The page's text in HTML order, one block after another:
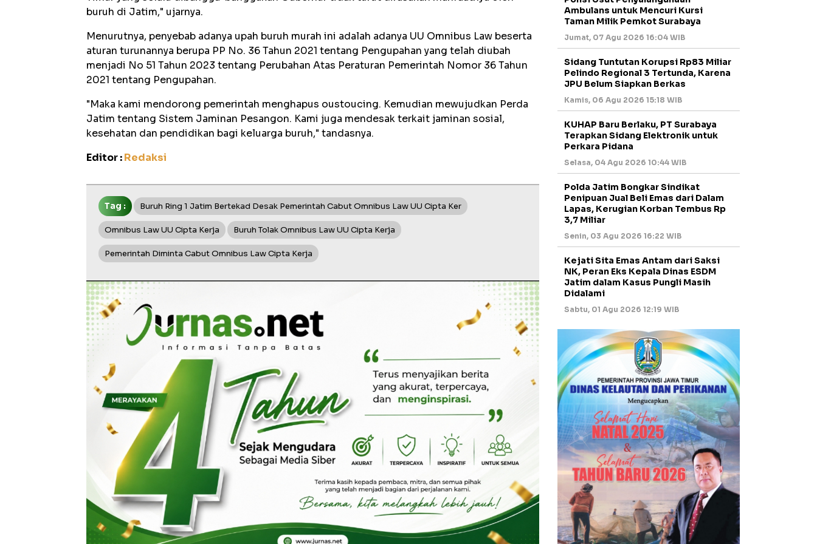
buruh di Jatim," ujarnya.
Menurutnya, penyebab adanya upah buruh murah ini adalah adanya UU Omnibus Law beserta
aturan turunannya berupa PP No. 36 Tahun 2021 tentang Pengupahan yang telah diubah
menjadi No 51 Tahun 2023 tentang Perubahan Atas Peraturan Pemerintah Nomor 36 Tahun
2021 tentang Pengupahan.
"Maka kami mendorong pemerintah menghapus oustoucing. Kemudian mewujudkan Perda
Jatim tentang Sistem Jaminan Pesangon. Kami juga mendesak terkait jaminan sosial,
kesehatan dan pendidikan bagi keluarga buruh," tandasnya.
Editor :Redaksi
Tag : Buruh Ring 1 Jatim Bertekad Desak Pemerintah Cabut Omnibus Law UU Cipta Ker
Omnibus Law UU Cipta Kerja Buruh Tolak Omnibus Law UU Cipta Kerja
Pemerintah Diminta Cabut Omnibus Law Cipta Kerja
Ambulans untuk Mencuri Kursi
Taman Milik Pemkot Surabaya
Jumat, 07 Agu 2026 16:04 WIB
Sidang Tuntutan Korupsi Rp83 Miliar
Pelindo Regional 3 Tertunda, Karena
JPU Belum Siapkan Berkas
Kamis, 06 Agu 2026 15:18 WIB
KUHAP Baru Berlaku, PT Surabaya
Terapkan Sidang Elektronik untuk
Perkara Pidana
Selasa, 04 Agu 2026 10:44 WIB
Polda Jatim Bongkar Sindikat
Penipuan Jual Beli Emas dari Dalam
Lapas, Kerugian Korban Tembus Rp
3,7 Miliar
Senin, 03 Agu 2026 16:22 WIB
Kejati Sita Emas Antam dari Saksi
NK, Peran Eks Kepala Dinas ESDM
Jatim dalam Kasus Pungli Masih
Didalami
Sabtu, 01 Agu 2026 12:19 WIB